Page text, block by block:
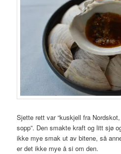
Sjette rett var “kuskjell fra
sopp”. Den smakte kraft og litt sjø
ikke mye smak ut av bitene, så
er det ikke mye å si om den.